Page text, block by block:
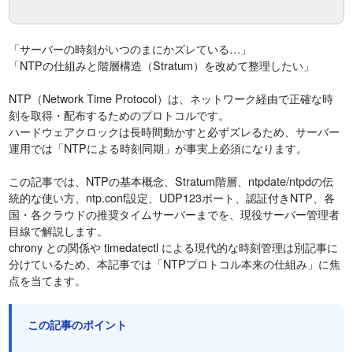
「サーバーの時刻がいつのまにかズレている…」
「NTPの仕組みと階層構造（Stratum）を改めて整理したい」
NTP（Network Time Protocol）は、ネットワーク経由で正確な時
刻を取得・配布するためのプロトコルです。
ハードウェアクロックは長時間動かすと必ずズレるため、サーバー
運用では「NTPによる時刻同期」が事実上必須になります。
この記事では、NTPの基本概念、Stratum階層、ntpdate/ntpdの伝
統的な使い方、ntp.conf設定、UDP123ポート、認証付きNTP、各
国・各クラウドの推奨タイムサーバーまでを、現役サーバー管理者
目線で解説します。
chrony との関係や timedatectl による現代的な時刻管理は別記事に
分けているため、本記事では「NTPプロトコル本来の仕組み」に焦
点を当てます。
この記事のポイント